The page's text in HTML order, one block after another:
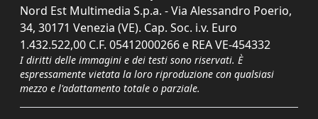
Nord Est Multimedia S.p.a. - Via Alessandro Poerio,
34, 30171 Venezia (VE). Cap. Soc. i.v. Euro
1.432.522,00 C.F. 05412000266 e REA VE-454332
I diritti delle immagini e dei testi sono riservati. È
espressamente vietata la loro riproduzione con qualsiasi
mezzo e l'adattamento totale o parziale.